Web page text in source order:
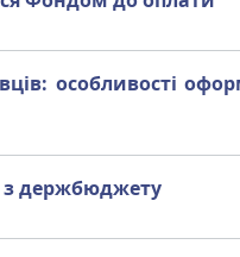
особливості
з держбюджету